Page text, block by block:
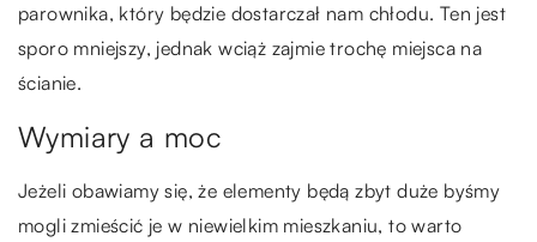
parownika, który będzie dostarczał nam chłodu. Ten jest
sporo mniejszy, jednak wciąż zajmie trochę miejsca na
ścianie.
Wymiary a moc
Jeżeli obawiamy się, że elementy będą zbyt duże byśmy
mogli zmieścić je w niewielkim mieszkaniu, to warto